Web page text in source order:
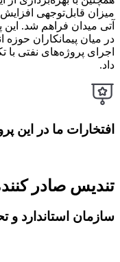
میزان قابل‌توجهی
آتی میدان فراهم شد. این
در میان پیمانکاران
اجرای پروژه‌های نفتی با
داد.
افتخارات ما در این
تندیس صادر
سازمان استاندارد و